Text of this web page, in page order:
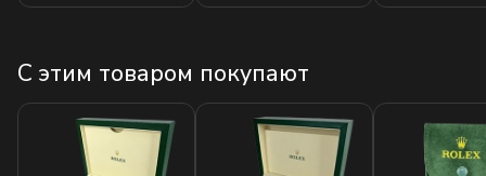
С этим товаром покупают